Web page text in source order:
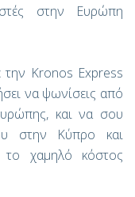
στην Ευρώπη
την Kronos Express
να ψωνίσεις από
και να σου
στην Κύπρο και
χαμηλό κόστος